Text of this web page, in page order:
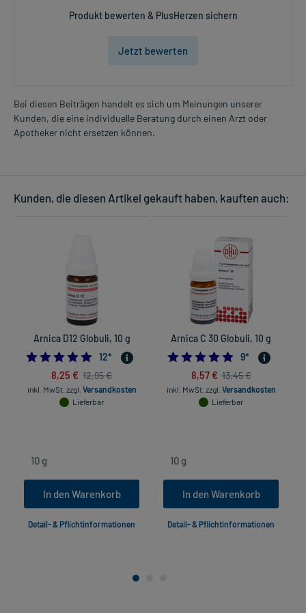
Produkt bewerten & PlusHerzen sichern
Jetzt bewerten
Bei diesen Beiträgen handelt es sich um Meinungen unserer
Kunden, die eine individuelle Beratung durch einen Arzt oder
Apotheker nicht ersetzen können.
Kunden, die diesen Artikel gekauft haben, kauften auch:
Arnica D12 Globuli, 10 g
5.0
12*
8,25 € 12,95 €
inkl. MwSt. zzgl. Versandkosten
Lieferbar
In den Warenkorb
Detail- & Pflichtinformationen
Arnica C 30 Globuli, 10 g
9*
8,57 € 13,45 €
inkl. MwSt. zzgl. Versandkosten
Lieferbar
In den Warenkorb
Detail- & Pflichtinformationen